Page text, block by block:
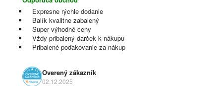
Expresne rýchle dodanie
Balík kvalitne zabalený
Super výhodné ceny
Vždy pribalený darček k nákupu
Pribalené poďakovanie za nákup
Overený zákazník
02.12.2025